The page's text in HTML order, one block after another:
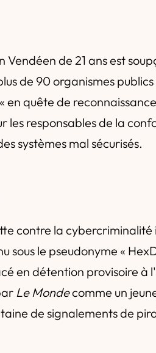
Vendéen de 21 ans est
de 90 organismes
quête de
les responsables de la
systèmes mal sécurisés.
contre la cybercriminalité
sous le pseudonyme «
en détention provisoire à
Le Mondecomme un
de signalements de